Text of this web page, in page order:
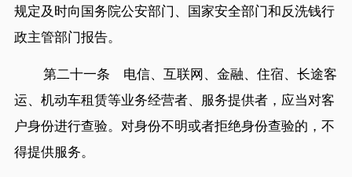
规定及时向国务院公安部门、国家安全部门和反洗钱行
政主管部门报告。
第二十一条 电信、互联网、金融、住宿、长途客
运、机动车租赁等业务经营者、服务提供者，应当对客
户身份进行查验。对身份不明或者拒绝身份查验的，不
得提供服务。